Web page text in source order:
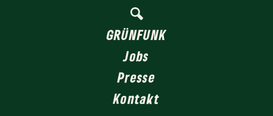
GRÜNFUNK
Jobs
Presse
Kontakt